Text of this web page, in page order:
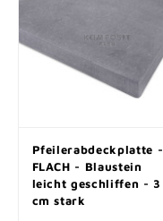
Pfeilerabdeckplatte -
FLACH - Blaustein
leicht geschliffen - 3
cm stark